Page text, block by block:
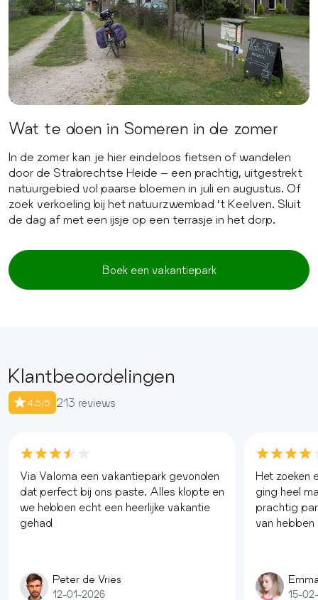
Wat te doen in Someren in de zomer
In de zomer kan je hier eindeloos fietsen of wandelen
door de Strabrechtse Heide – een prachtig, uitgestrekt
natuurgebied vol paarse bloemen in juli en augustus. Of
zoek verkoeling bij het natuurzwembad ’t Keelven. Sluit
de dag af met een ijsje op een terrasje in het dorp.
Boek een vakantiepark
Klantbeoordelingen
4.5/5 213 reviews
Via Valoma een vakantiepark gevonden
dat perfect bij ons paste. Alles klopte en
we hebben echt een heerlijke vakantie
gehad
Peter de Vries
12-01-2026
Het zoeken
ging heel
prachtig
van hebben
15-